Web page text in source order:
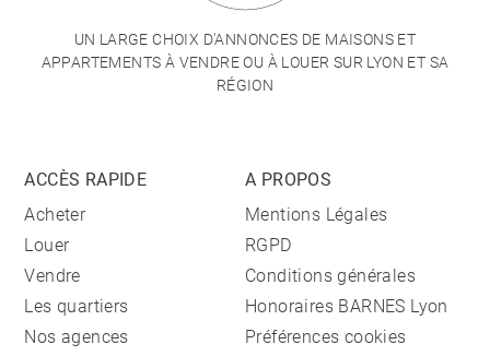
UN LARGE CHOIX D'ANNONCES DE MAISONS ET
APPARTEMENTS À VENDRE OU À LOUER SUR LYON ET SA
RÉGION
ACCÈS RAPIDE
Acheter
Louer
Vendre
Les quartiers
Nos agences
A PROPOS
Mentions Légales
RGPD
Conditions générales
Honoraires BARNES Lyon
Préférences cookies